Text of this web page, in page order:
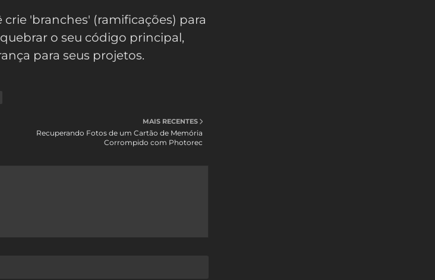
'branches' (ramificações) para
o seu código principal,
para seus projetos.
MAIS RECENTES
Recuperando Fotos de um Cartão de Memória
Corrompido com Photorec